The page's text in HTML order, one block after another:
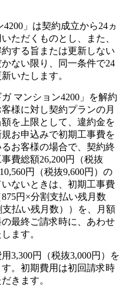
4200」は契約成立から24ヵ
ただくものとし、また、
する旨または更新しない
ない限り、同一条件で24
いたします。
マンション4200」を解約
様に対し契約プランの月
を上限として、違約金を
お申込みで初期工事費を
お客様の場合で、契約終
費総額26,200円（税抜
円（税抜9,600円）の
ないときは、初期工事費
円×分割支払い残月数
支払い残月数））を、月額
最終ご請求時に、あわせ
ます。
3,300円（税抜3,000円）を
。初期費用は初回請求時
きます。